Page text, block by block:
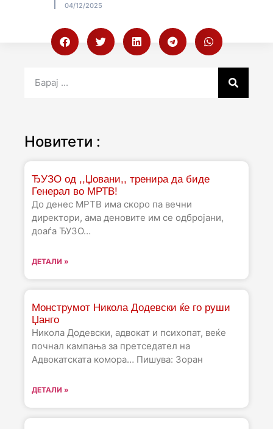
04/12/2025
Новитети :
ЂУЗО од ,,Џовани,, тренира да биде
Генерал во МРТВ!
До денес МРТВ има скоро па вечни
директори, ама деновите им се одбројани,
доаѓа ЂУЗО…
ДЕТАЛИ »
Монструмот Никола Додевски ќе го руши
Џанго
Никола Додевски, адвокат и психопат, веќе
почнал кампања за претседател на
Адвокатската комора… Пишува: Зоран
ДЕТАЛИ »